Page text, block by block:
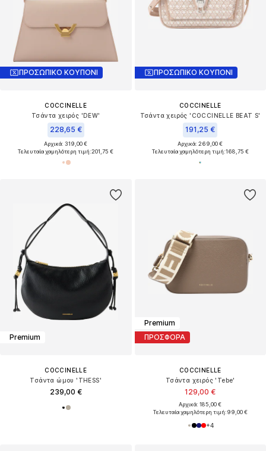
ΠΡΟΣΩΠΙΚΟ ΚΟΥΠΟΝΙ
COCCINELLE
Τσάντα χειρός 'DEW'
228,65 €
Αρχικά: 319,00 €
Τελευταία χαμηλότερη τιμή:201,75 €
ΠΡΟΣΩΠΙΚΟ ΚΟΥΠΟΝΙ
COCCINELLE
Τσάντα χειρός 'COCCINELLE BEAT S'
191,25 €
Αρχικά: 269,00 €
Τελευταία χαμηλότερη τιμή:168,75 €
Premium
COCCINELLE
Τσάντα ώμου 'THESS'
239,00 €
Premium
ΠΡΟΣΦΟΡΑ
COCCINELLE
Τσάντα χειρός 'Tebe'
129,00 €
Αρχικά: 185,00 €
Τελευταία χαμηλότερη τιμή:99,00 €
+4